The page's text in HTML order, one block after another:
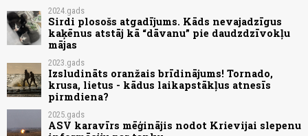
2024.gads
Sirdi plosošs atgadījums. Kāds nevajadzīgus
kaķēnus atstāj kā “dāvanu” pie daudzdzīvokļu
mājas
2023.gads
Izsludināts oranžais brīdinājums! Tornado,
krusa, lietus - kādus laikapstākļus atnesīs
pirmdiena?
2025.gads
ASV karavīrs mēģinājis nodot Krievijai slepenu